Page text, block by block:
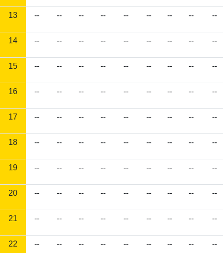
13 -- -- -- -- -- -- -- -- --
14 -- -- -- -- -- -- -- -- --
15 -- -- -- -- -- -- -- -- --
16 -- -- -- -- -- -- -- -- --
17 -- -- -- -- -- -- -- -- --
18 -- -- -- -- -- -- -- -- --
19 -- -- -- -- -- -- -- -- --
20 -- -- -- -- -- -- -- -- --
21 -- -- -- -- -- -- -- -- --
22 -- -- -- -- -- -- -- -- --